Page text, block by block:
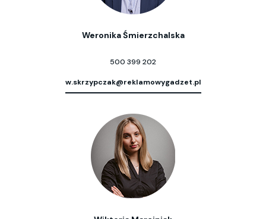
Weronika Śmierzchalska
500 399 202
w.skrzypczak@reklamowygadzet.pl